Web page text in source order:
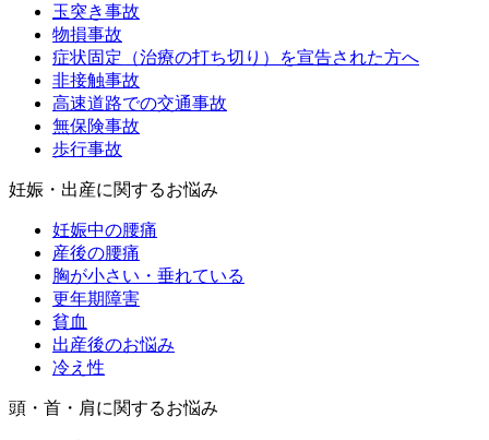
玉突き事故
物損事故
症状固定（治療の打ち切り）を宣告された方へ
非接触事故
高速道路での交通事故
無保険事故
歩行事故
妊娠・出産に関するお悩み
妊娠中の腰痛
産後の腰痛
胸が小さい・垂れている
更年期障害
貧血
出産後のお悩み
冷え性
頭・首・肩に関するお悩み